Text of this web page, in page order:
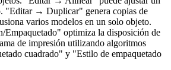
"Editar → Duplicar" genera copias de
varios modelos en un solo objeto.
optimiza la disposición de
de impresión utilizando algoritmos
cuadrado" y "Estilo de empaquetado